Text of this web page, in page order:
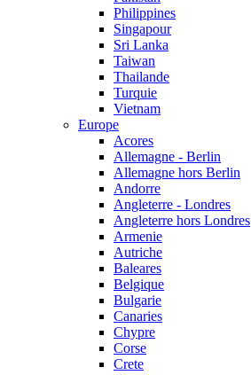
Philippines
Singapour
Sri Lanka
Taiwan
Thailande
Turquie
Vietnam
Europe
Acores
Allemagne - Berlin
Allemagne hors Berlin
Andorre
Angleterre - Londres
Angleterre hors Londres
Armenie
Autriche
Baleares
Belgique
Bulgarie
Canaries
Chypre
Corse
Crete